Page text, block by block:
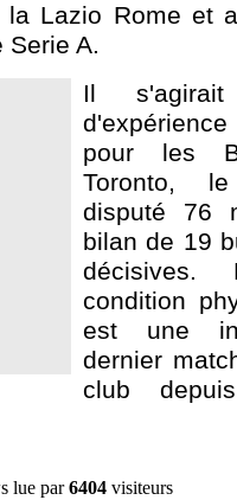
la Lazio Rome et
Serie A.
Il
pour les
Toronto,
disputé 76
bilan de 19
décisives.
condition
est une
dernier
club
lue par6404 visiteurs